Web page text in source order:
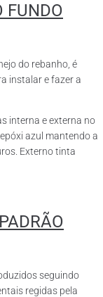
FUNDO
do rebanho, é
instalar e fazer a
interna e externa no
azul mantendo a
Externo tinta
seguindo
regidas pela